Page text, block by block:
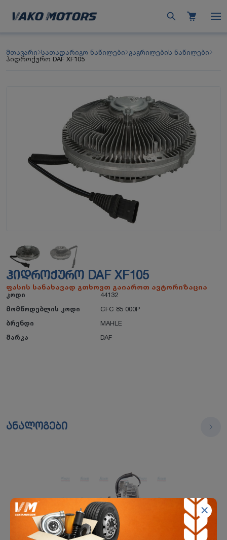
მთავარი სათადარიგო ნაწილები გაგრილების ნაწილები
ჰიდროქურო DAF XF105
ᲰᲘᲓᲠᲝᲥᲣᲠᲝ DAF XF105
ფასის სანახავად გთხოვთ გაიაროთ ავტორიზაცია
კოდი
44132
მომწოდებლის კოდი
CFC 85 000P
ბრენდი
MAHLE
მარკა
DAF
ანალოგები